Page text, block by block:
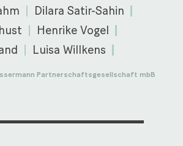
Dilara Satir-Sahin
Henrike Vogel
Luisa Willkens
Partnerschaftsgesellschaft mbB